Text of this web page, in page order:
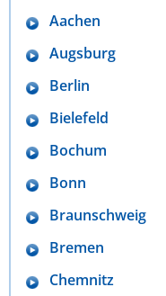
Aachen
Augsburg
Berlin
Bielefeld
Bochum
Bonn
Braunschweig
Bremen
Chemnitz